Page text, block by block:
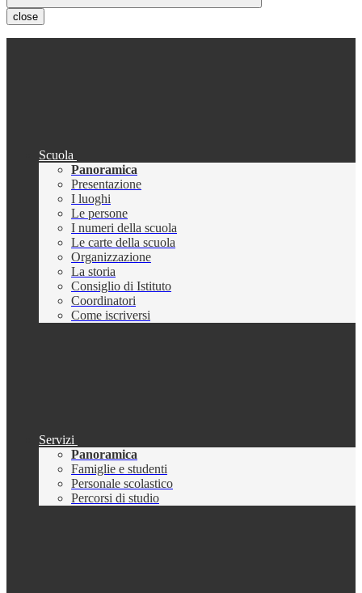
close
Scuola
Panoramica
Presentazione
I luoghi
Le persone
I numeri della scuola
Le carte della scuola
Organizzazione
La storia
Consiglio di Istituto
Coordinatori
Come iscriversi
Servizi
Panoramica
Famiglie e studenti
Personale scolastico
Percorsi di studio